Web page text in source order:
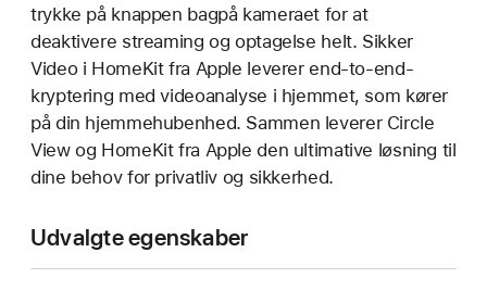
trykke på knappen bagpå kameraet for at
deaktivere streaming og optagelse helt. Sikker
Video i HomeKit fra Apple leverer end-to-end-
kryptering med videoanalyse i hjemmet, som kører
på din hjemmehubenhed. Sammen leverer Circle
View og HomeKit fra Apple den ultimative løsning til
dine behov for privatliv og sikkerhed.
Udvalgte egenskaber